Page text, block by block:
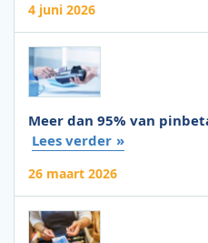
4 juni 2026
Meer dan 95% van
Lees verder
26 maart 2026